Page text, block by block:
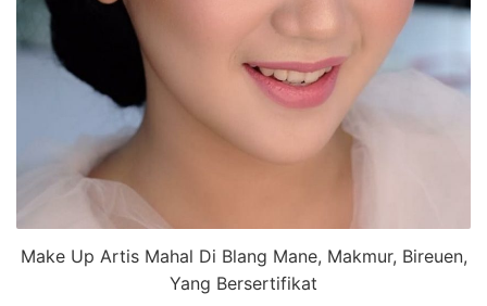
Make Up Artis Mahal Di Blang Mane, Makmur, Bireuen,
Yang Bersertifikat